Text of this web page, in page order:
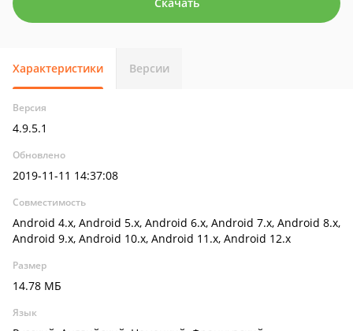
Характеристики Версии
Версия
4.9.5.1
Обновлено
2019-11-11 14:37:08
Совместимость
Android 4.x, Android 5.x, Android 6.x, Android 7.x, Android 8.x,
Android 9.x, Android 10.x, Android 11.x, Android 12.x
Размер
14.78 МБ
Язык